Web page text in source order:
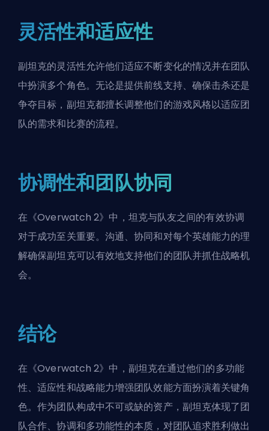
灵活性和适应性
副坦克的灵活性允许他们适应不断变化的情况并在团队
中扮演多个角色。无论是提供前线支持、确保击杀还是
争夺目标，副坦克都擅长调整他们的游戏风格以适应团
队的需求和比赛的流程。
协调性和团队协同
在《Overwatch 2》中， 坦克与队友之间的有效协调
对于成功至关重要。沟通、协同和对每个英雄能力的理
解确保副坦克可以有效地支持他们的团队并抓住战略机
会。
结论
在《Overwatch 2》中，副坦克在通过他们的多功能
性、适应性和战略能力增强团队效能方面扮演着关键角
色。作为团队构成中不可或缺的资产，副坦克体现了团
队合作、协调和多功能性的本质，对团队追求胜利做出